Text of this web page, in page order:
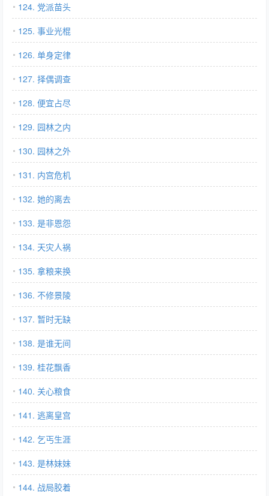
124. 党派苗头
125. 事业光棍
126. 单身定律
127. 择偶调查
128. 便宜占尽
129. 园林之内
130. 园林之外
131. 内宫危机
132. 她的离去
133. 是非恩怨
134. 天灾人祸
135. 拿粮来换
136. 不修景陵
137. 暂时无缺
138. 是谁无间
139. 桂花飘香
140. 关心粮食
141. 逃离皇宫
142. 乞丐生涯
143. 是林妹妹
144. 战局胶着